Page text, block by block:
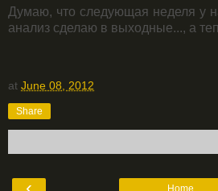
Думаю, что следующая неделя у
анализ сделаю в выходные..., а
at June 08, 2012
Share
Home